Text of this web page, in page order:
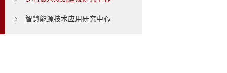
智慧能源技术应用研究中心